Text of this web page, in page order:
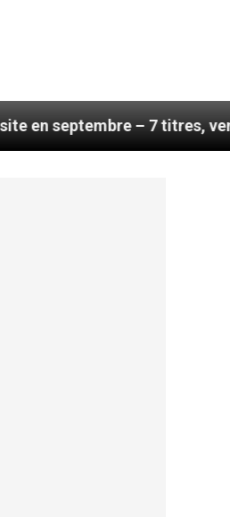
– 7 titres, vendredi 7 août